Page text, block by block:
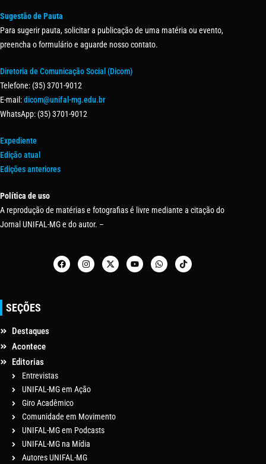
Sugestão de Pauta
Para sugerir pauta, solicitar a publicação de uma matéria ou evento,
preencha o formulário e aguarde nosso contato.
Diretoria de Comunicação Social (Dicom)
Telefone: (35) 3701-9012
E-mail:dicom@unifal-mg.edu.br
WhatsApp: (35) 3701-9012
Expediente
Edição atual
Edições anteriores
Política de uso
A reprodução de matérias e fotografias é livre mediante a citação do
Jornal UNIFAL-MG e do autor. –
SEÇÕES
Destaques
Acontece
Editorias
Entrevistas
UNIFAL-MG em Ação
Giro Acadêmico
Comunidade em Movimento
UNIFAL-MG em Podcasts
UNIFAL-MG na Mídia
Autores UNIFAL-MG